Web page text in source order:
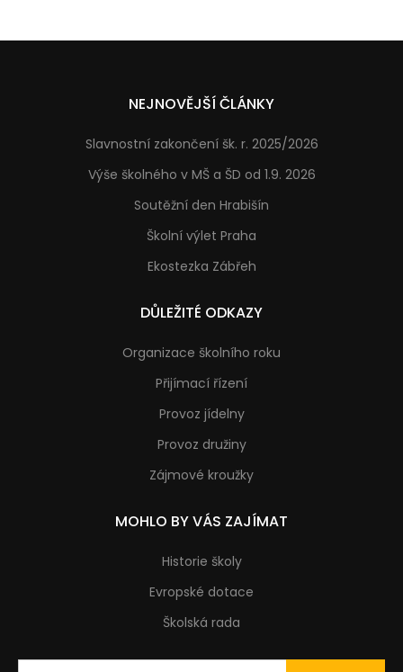
NEJNOVĚJŠÍ ČLÁNKY
Slavnostní zakončení šk. r. 2025/2026
Výše školného v MŠ a ŠD od 1.9. 2026
Soutěžní den Hrabišín
Školní výlet Praha
Ekostezka Zábřeh
DŮLEŽITÉ ODKAZY
Organizace školního roku
Přijímací řízení
Provoz jídelny
Provoz družiny
Zájmové kroužky
MOHLO BY VÁS ZAJÍMAT
Historie školy
Evropské dotace
Školská rada